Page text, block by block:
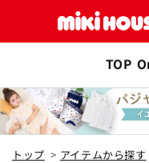
コンテ
TOP
トップ > アイテムから探す
マルチカ